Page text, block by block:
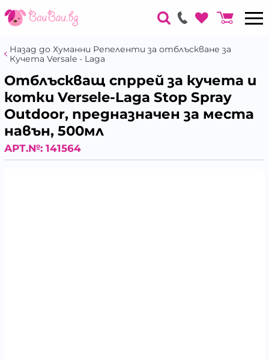
Назад до Хуманни Репеленти за отблъскване за
Кучета Versale - Laga
Отблъскващ спррей за кучета и
котки Versele-Laga Stop Spray
Outdoor, предназначен за места
навън, 500мл
АРТ.№: 141564